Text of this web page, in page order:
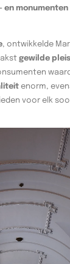
en
, ontwikkelde
gewilde
enorm,
voor elk